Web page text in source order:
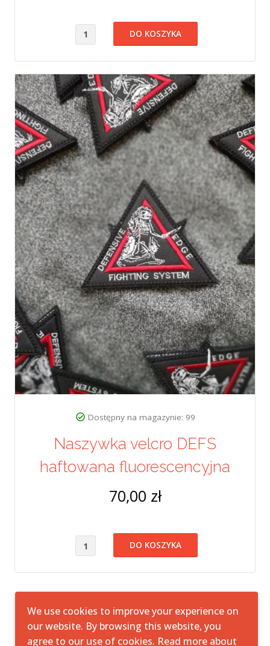
Dostępny na magazynie: 99
Naszywka velcro DEFS
haftowana fluorescencyjna
70,00 zł
We use cookies to improve your experience on
our website. By browsing this website, you
agree to our use of cookies. Read more about